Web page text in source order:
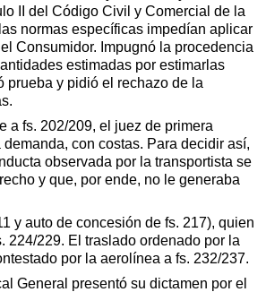
II del Código Civil y Comercial de la
normas específicas impedían aplicar
Consumidor. Impugnó la procedencia
estimadas por estimarlas
prueba y pidió el rechazo de la
a fs. 202/209, el juez de primera
con costas. Para decidir así,
observada por la transportista se
y que, por ende, no le generaba
y auto de concesión de fs. 217), quien
224/229. El traslado ordenado por la
por la aerolínea a fs. 232/237.
General presentó su dictamen por el